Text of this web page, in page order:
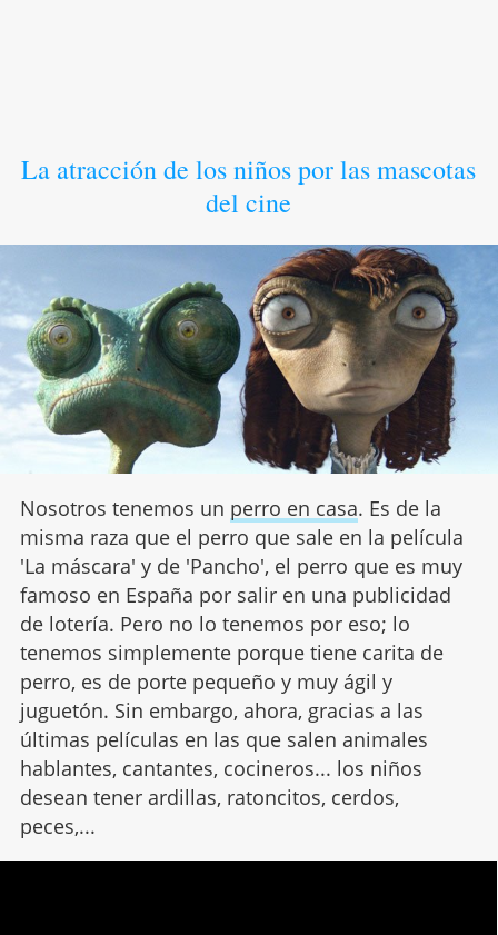
La atracción de los niños por las mascotas
del cine
Nosotros tenemos un perro en casa. Es de la
misma raza que el perro que sale en la película
'La máscara' y de 'Pancho', el perro que es muy
famoso en España por salir en una publicidad
de lotería. Pero no lo tenemos por eso; lo
tenemos simplemente porque tiene carita de
perro, es de porte pequeño y muy ágil y
juguetón. Sin embargo, ahora, gracias a las
últimas películas en las que salen animales
hablantes, cantantes, cocineros... los niños
desean tener ardillas, ratoncitos, cerdos,
peces,...